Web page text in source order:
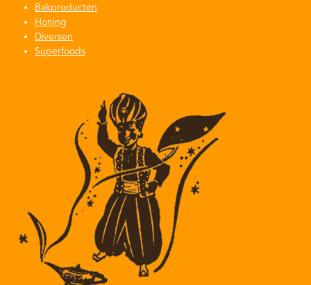
Bakproducten
Honing
Diversen
Superfoods